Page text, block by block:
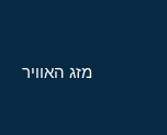
מזג האוויר